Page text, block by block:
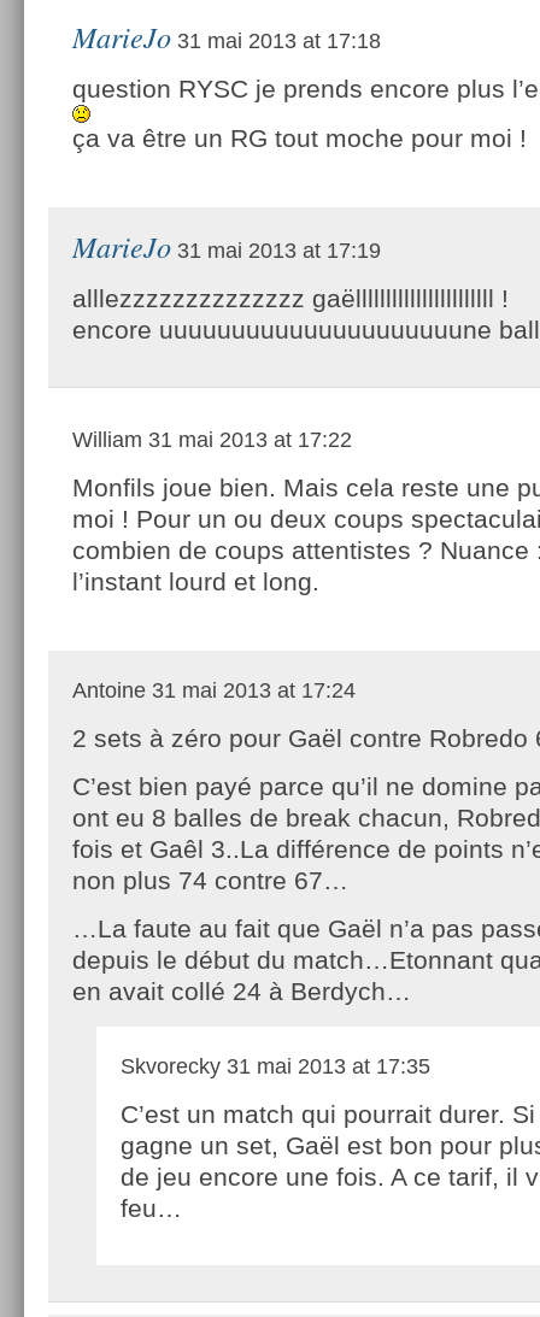
MarieJo 31 mai 2013 at 17:18
question RYSC je prends encore plus
ça va être un RG tout moche pour moi !
MarieJo 31 mai 2013 at 17:19
alllezzzzzzzzzzzzzz gaëlllllllllllllllllllllll !
encore uuuuuuuuuuuuuuuuuuuuune
William 31 mai 2013 at 17:22
Monfils joue bien. Mais cela reste une
moi ! Pour un ou deux coups
combien de coups attentistes ? Nuance
l’instant lourd et long.
Antoine 31 mai 2013 at 17:24
2 sets à zéro pour Gaël contre
C’est bien payé parce qu’il ne domine
ont eu 8 balles de break chacun,
fois et Gaêl 3..La différence de points
non plus 74 contre 67…
…La faute au fait que Gaël n’a pas
depuis le début du match…Etonnant
en avait collé 24 à Berdych…
Skvorecky 31 mai 2013 at 17:35
C’est un match qui pourrait durer.
gagne un set, Gaël est bon pour
de jeu encore une fois. A ce tarif, il
feu…